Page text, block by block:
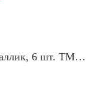
6 шт. ТМ